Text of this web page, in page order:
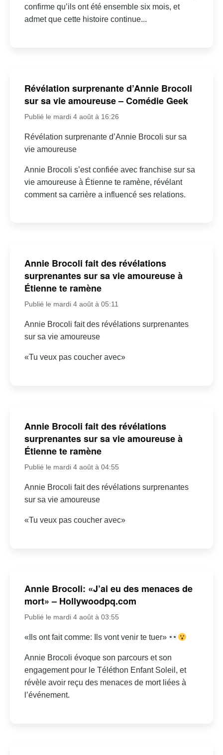
confirme qu’ils ont été ensemble six mois, et
admet que cette histoire continue...
Révélation surprenante d’Annie Brocoli
sur sa vie amoureuse – Comédie Geek
Publié le mardi 4 août à 16:26
Révélation surprenante d’Annie Brocoli sur sa
vie amoureuse
Annie Brocoli s’est confiée avec franchise sur sa
vie amoureuse à Étienne te ramène, révélant
comment sa carrière a influencé ses relations.
Annie Brocoli fait des révélations
surprenantes sur sa vie amoureuse à
Étienne te ramène
Publié le mardi 4 août à 05:11
Annie Brocoli fait des révélations surprenantes
sur sa vie amoureuse
«Tu veux pas coucher avec»
Annie Brocoli fait des révélations
surprenantes sur sa vie amoureuse à
Étienne te ramène
Publié le mardi 4 août à 04:55
Annie Brocoli fait des révélations surprenantes
sur sa vie amoureuse
«Tu veux pas coucher avec»
Annie Brocoli: «J’ai eu des menaces de
mort» – Hollywoodpq.com
Publié le mardi 4 août à 03:55
«Ils ont fait comme: Ils vont venir te tuer»
Annie Brocoli évoque son parcours et son
engagement pour le Téléthon Enfant Soleil, et
révèle avoir reçu des menaces de mort liées à
l’événement.